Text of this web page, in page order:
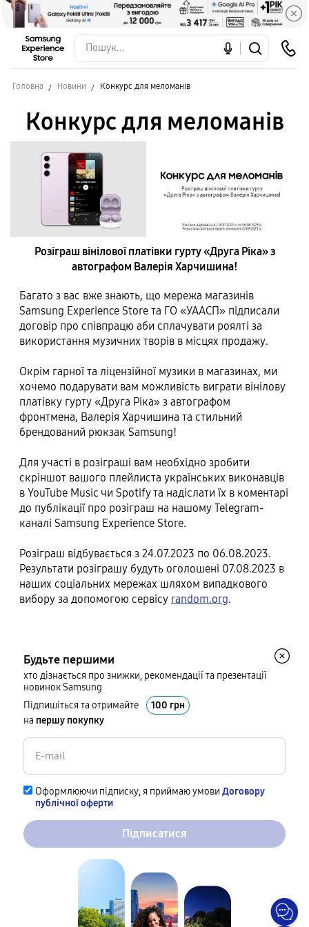
Головна Новини Конкурс для меломанів
Конкурс для меломанів
Розіграш вінілової платівки гурту «Друга Ріка» з
автографом Валерія Харчишина!
Багато з вас вже знають, що мережа магазинів
Samsung Experience Store та ГО «УААСП» підписали
договір про співпрацю аби сплачувати роялті за
використання музичних творів в місцях продажу.
Окрім гарної та ліцензійної музики в магазинах, ми
хочемо подарувати вам можливість виграти вінілову
платівку гурту «Друга Ріка» з автографом
фронтмена, Валерія Харчишина та стильний
брендований рюкзак Samsung!
Для участі в розіграші вам необхідно зробити
скріншот вашого плейлиста українських виконавців
в YouTube Music чи Spotify та надіслати їх в коментарі
до публікації про розіграш на нашому Telegram-
каналі Samsung Experience Store.
Розіграш відбувається з 24.07.2023 по 06.08.2023.
Результати розіграшу будуть оголошені 07.08.2023 в
наших соціальних мережах шляхом випадкового
вибору за допомогою сервісу random.org.
Будьте першими
хто дізнається про знижки, рекомендації та презентації
новинок Samsung
Підпишіться та отримайте
100 грн
на першу покупку
Оформлюючи підписку, я приймаю умови Договору
публічної оферти
Підписатися